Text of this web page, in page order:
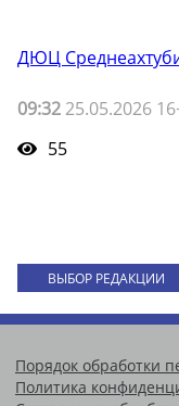
ДЮЦ
09:32 25.05.2026
55
ВЫБОР РЕДАКЦИИ
Порядок обработки
Политика